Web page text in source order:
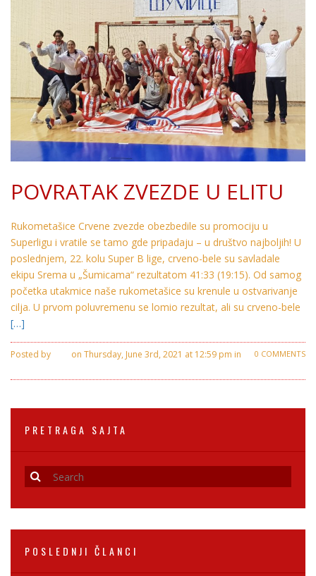
POVRATAK ZVEZDE U ELITU
Rukometašice Crvene zvezde obezbedile su promociju u
Superligu i vratile se tamo gde pripadaju – u društvo najboljih! U
poslednjem, 22. kolu Super B lige, crveno-bele su savladale
ekipu Srema u „Šumicama“ rezultatom 41:33 (19:15). Od samog
početka utakmice naše rukometašice su krenule u ostvarivanje
cilja. U prvom poluvremenu se lomio rezultat, ali su crveno-bele
[…]
0 COMMENTS
Posted by
on Thursday, June 3rd, 2021 at 12:59 pm in
PRETRAGA SAJTA
POSLEDNJI ČLANCI